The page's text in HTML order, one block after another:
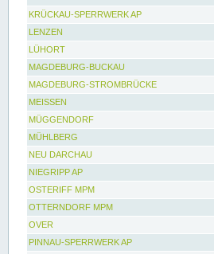
KRÜCKAU-SPERRWERK AP
LENZEN
LÜHORT
MAGDEBURG-BUCKAU
MAGDEBURG-STROMBRÜCKE
MEISSEN
MÜGGENDORF
MÜHLBERG
NEU DARCHAU
NIEGRIPP AP
OSTERIFF MPM
OTTERNDORF MPM
OVER
PINNAU-SPERRWERK AP